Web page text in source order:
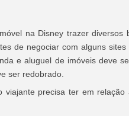
na Disney trazer diversos
de negociar com alguns
e aluguel de imóveis deve
ser redobrado.
viajante precisa ter em